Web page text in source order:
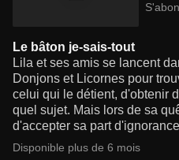
Le bâton je-sais-tout
Lila et ses amis se lancent
Donjons et Licornes pour
celui qui le détient, d'obtenir
quel sujet. Mais lors de sa
d'accepter sa part
Disponible plus de 6 mois